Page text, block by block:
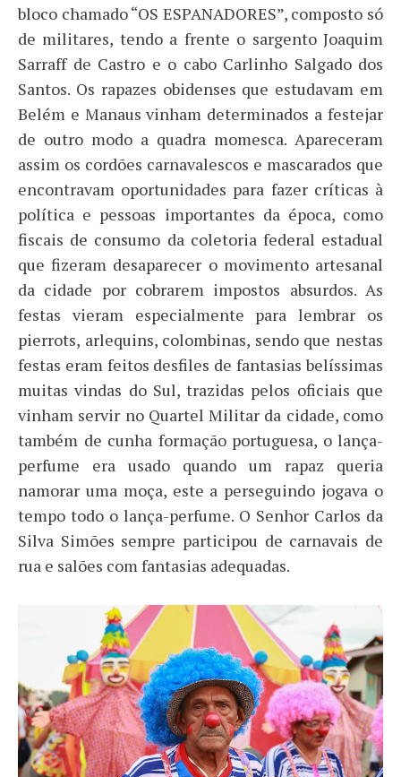
bloco chamado “OS ESPANADORES”, composto só
de militares, tendo a frente o sargento Joaquim
Sarraff de Castro e o cabo Carlinho Salgado dos
Santos. Os rapazes obidenses que estudavam em
Belém e Manaus vinham determinados a festejar
de outro modo a quadra momesca. Apareceram
assim os cordões carnavalescos e mascarados que
encontravam oportunidades para fazer críticas à
política e pessoas importantes da época, como
fiscais de consumo da coletoria federal estadual
que fizeram desaparecer o movimento artesanal
da cidade por cobrarem impostos absurdos. As
festas vieram especialmente para lembrar os
pierrots, arlequins, colombinas, sendo que nestas
festas eram feitos desfiles de fantasias belíssimas
muitas vindas do Sul, trazidas pelos oficiais que
vinham servir no Quartel Militar da cidade, como
também de cunha formação portuguesa, o lança-
perfume era usado quando um rapaz queria
namorar uma moça, este a perseguindo jogava o
tempo todo o lança-perfume. O Senhor Carlos da
Silva Simões sempre participou de carnavais de
rua e salões com fantasias adequadas.